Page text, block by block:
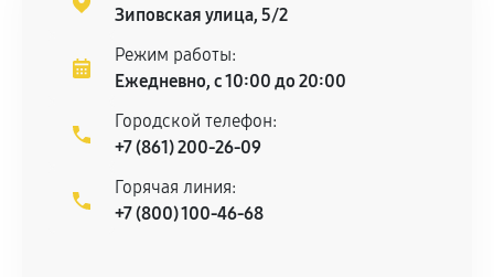
Зиповская улица, 5/2
Режим работы:
Ежедневно, с 10:00 до 20:00
Городской телефон:
+7 (861) 200-26-09
Горячая линия:
+7 (800) 100-46-68